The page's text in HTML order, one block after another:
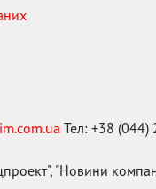
Тел: +38
"Новини